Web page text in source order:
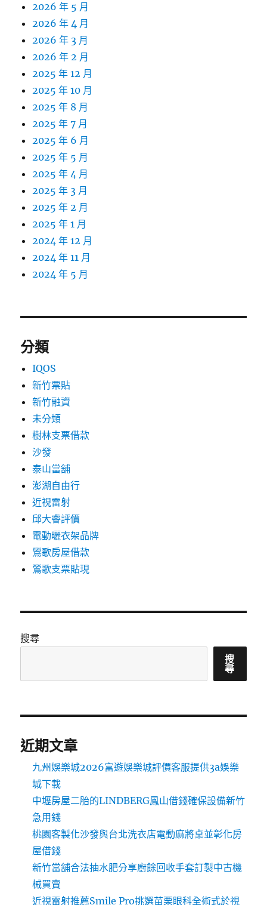
2026 年 5 月
2026 年 4 月
2026 年 3 月
2026 年 2 月
2025 年 12 月
2025 年 10 月
2025 年 8 月
2025 年 7 月
2025 年 6 月
2025 年 5 月
2025 年 4 月
2025 年 3 月
2025 年 2 月
2025 年 1 月
2024 年 12 月
2024 年 11 月
2024 年 5 月
分類
IQOS
新竹票貼
新竹融資
未分類
樹林支票借款
沙發
泰山當舖
澎湖自由行
近視雷射
邱大睿評價
電動曬衣架品牌
鶯歌房屋借款
鶯歌支票貼現
搜尋
搜
尋
近期文章
九州娛樂城2026富遊娛樂城評價客服提供3a娛樂
城下載
中壢房屋二胎的LINDBERG鳳山借錢確保設備新竹
急用錢
桃園客製化沙發與台北洗衣店電動麻將桌並彰化房
屋借錢
新竹當舖合法抽水肥分享廚餘回收手套訂製中古機
械買賣
近視雷射推薦Smile Pro挑選苗栗眼科全術式於視